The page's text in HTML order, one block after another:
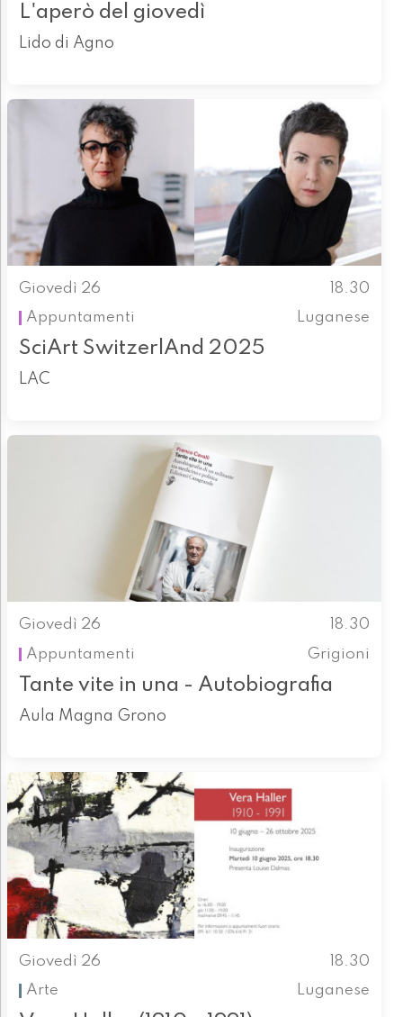
L'aperò del giovedì
Lido di Agno
Giovedì 26
18.30
Appuntamenti
Luganese
SciArt SwitzerlAnd 2025
LAC
Giovedì 26
18.30
Appuntamenti
Grigioni
Tante vite in una - Autobiografia
Aula Magna Grono
Giovedì 26
18.30
Arte
Luganese